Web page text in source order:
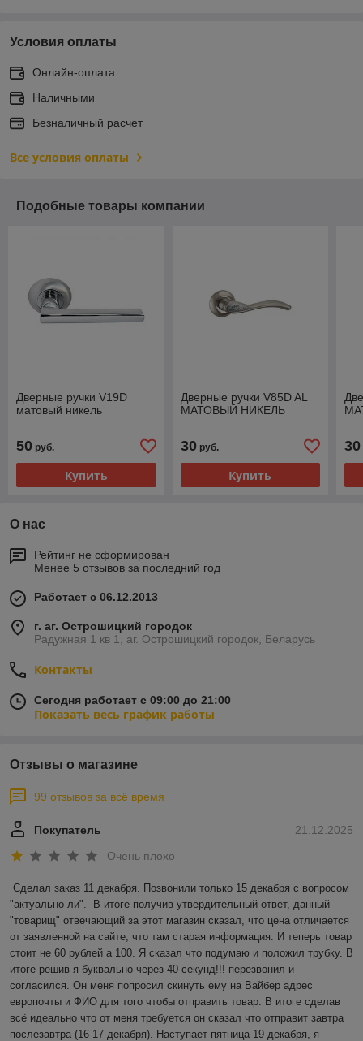
Условия оплаты
Онлайн-оплата
Наличными
Безналичный расчет
Все условия оплаты
Подобные товары компании
Дверные ручки V19D
матовый никель
50 руб.
Купить
Дверные ручки V85D AL
МАТОВЫЙ НИКЕЛЬ
30руб.
Купить
30
О нас
Рейтинг не сформирован
Менее 5 отзывов за последний год
Работает с 06.12.2013
г. аг. Острошицкий городок
Радужная 1 кв 1, аг. Острошицкий городок, Беларусь
Контакты
Сегодня работает с 09:00 до 21:00
Показать весь график работы
Отзывы о магазине
99 отзывов за всё время
21.12.2025
Покупатель
Очень плохо
Сделал заказ 11 декабря. Позвонили только 15 декабря с вопросом
"актуально ли".  В итоге получив утвердительный ответ, данный
"товарищ" отвечающий за этот магазин сказал, что цена отличается
от заявленной на сайте, что там старая информация. И теперь товар
стоит не 60 рублей а 100. Я сказал что подумаю и положил трубку. В
итоге решив я буквально через 40 секунд!!! перезвонил и
согласился. Он меня попросил скинуть ему на Вайбер адрес
европочты и ФИО для того чтобы отправить товар. В итоге сделав
всё идеально что от меня требуется он сказал что отправит завтра
послезавтра (16-17 декабря). Наступает пятница 19 декабря, я